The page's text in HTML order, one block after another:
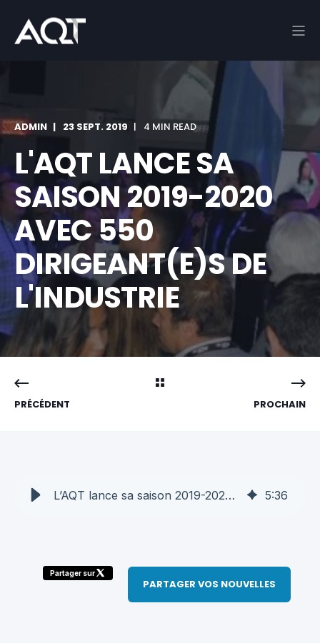
ADMIN 23 SEPT. 2019 4 MIN READ
L'AQT LANCE SA
SAISON 2019-2020
AVEC 550
DIRIGEANT(E)S DE
L'INDUSTRIE
PRÉCÉDENT PROCHAIN
L’AQT lance sa saison 2019-2020 avec 550 dirigeant(e)s de l’industrie - AQT 5:36
Partager sur
PARTAGER VOS NOUVELLES